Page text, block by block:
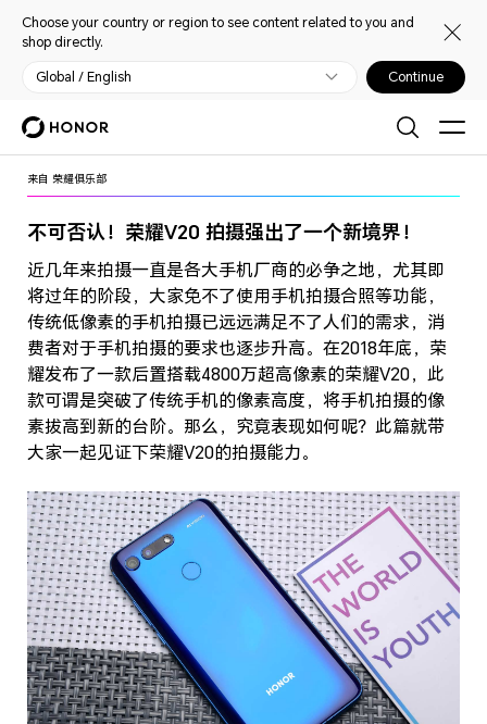
Choose your country or region to see content related to you and
shop directly.
Global / English Continue
来自 荣耀俱乐部
不可否认！荣耀V20 拍摄强出了一个新境界！
近几年来拍摄一直是各大手机厂商的必争之地，尤其即
将过年的阶段，大家免不了使用手机拍摄合照等功能，
传统低像素的手机拍摄已远远满足不了人们的需求，消
费者对于手机拍摄的要求也逐步升高。在2018年底，荣
耀发布了一款后置搭载4800万超高像素的荣耀V20，此
款可谓是突破了传统手机的像素高度，将手机拍摄的像
素拔高到新的台阶。那么，究竟表现如何呢？此篇就带
大家一起见证下荣耀V20的拍摄能力。